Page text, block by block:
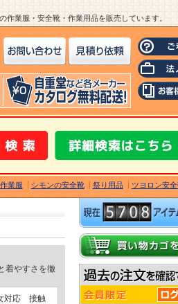
業服・安全靴・作業用品を販売しています。
業服 シモンの安全靴 祭り用品 ツヨロン安
着やすさを徹
対応 接触